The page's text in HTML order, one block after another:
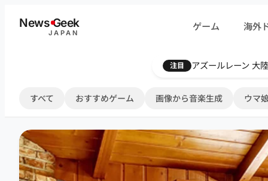
NewsGeek
JAPAN
ゲーム 海外
注目 Farthest Frontier
すべて おすすめゲーム 画像から音楽生成 ウマ